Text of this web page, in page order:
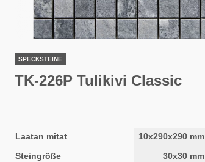
SPECKSTEINE
TK-226P Tulikivi Classic
Laatan mitat
10x290x290 mm
Steingröße
30x30 mm